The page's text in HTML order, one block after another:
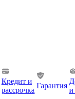
Кредит и
рассрочка
Гарантия
и